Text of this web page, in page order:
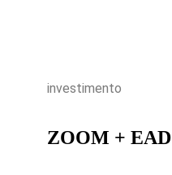
investimento
ZOOM + EAD